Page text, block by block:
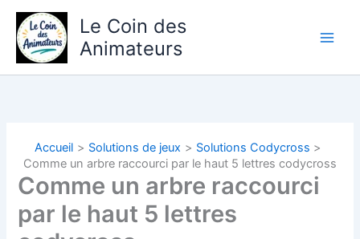
Aller
contenu
Le Coin des
Animateurs
Accueil Solutions de jeux
Solutions Codycross
Comme un arbre raccourci par le haut 5 lettres codycross
Comme un arbre raccourci
par le haut 5 lettres